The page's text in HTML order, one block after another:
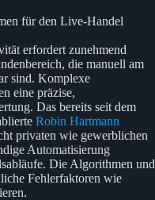
für den Live-Handel
erfordert zunehmend
die manuell am
sind. Komplexe
eine präzise,
Das bereits seit dem
Robin Hartmann
privaten wie gewerblichen
Automatisierung
Die Algorithmen und
Fehlerfaktoren wie